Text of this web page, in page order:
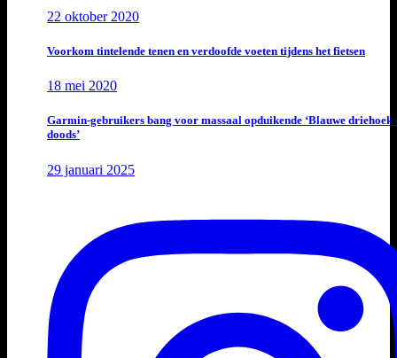
22 oktober 2020
Voorkom tintelende tenen en verdoofde voeten tijdens het fietsen
18 mei 2020
Garmin-gebruikers bang voor massaal opduikende ‘Blauwe driehoek
doods’
29 januari 2025